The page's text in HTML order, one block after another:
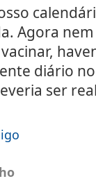
Agora
diário
ser